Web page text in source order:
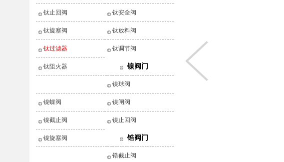
钛止回阀 钛安全阀
钛旋塞阀 钛放料阀
钛过滤器 钛调节阀
钛阻火器 镍阀门
镍球阀
镍蝶阀 镍闸阀
镍截止阀 镍止回阀
镍旋塞阀 锆阀门
锆截止阀